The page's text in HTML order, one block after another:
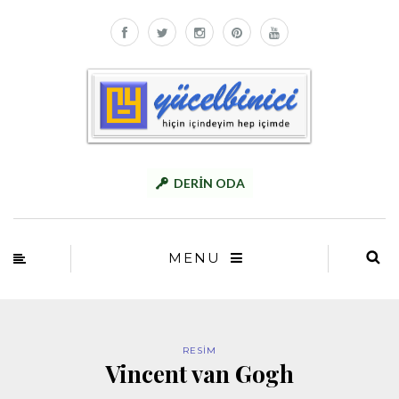
DERİN ODA
MENU
RESİM
Vincent van Gogh